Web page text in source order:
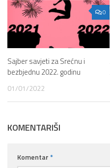
0
Sajber savjeti za Srećnu i
bezbjednu 2022. godinu
01/01/2022
KOMENTARIŠI
Komentar *